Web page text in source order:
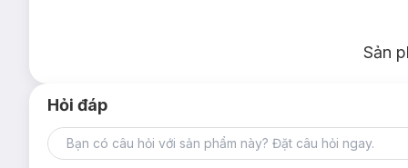
Sản
Hỏi đáp